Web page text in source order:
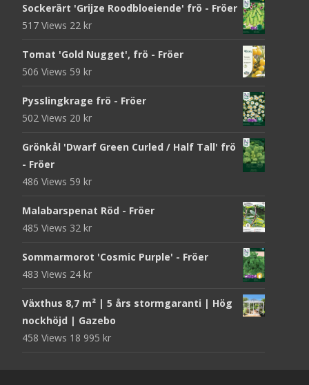
Sockerärt 'Grijze Roodbloeiende' frö - Fröer
517 Views 22 kr
Tomat 'Gold Nugget', frö - Fröer
506 Views 59 kr
Pysslingkrage frö - Fröer
502 Views 20 kr
Grönkål 'Dwarf Green Curled / Half Tall' frö
- Fröer
486 Views 59 kr
Malabarspenat Röd - Fröer
485 Views 32 kr
Sommarmorot 'Cosmic Purple' - Fröer
483 Views 24 kr
Växthus 8,7 m² | 5 års stormgaranti | Hög
nockhöjd | Gazebo
458 Views 18 995 kr